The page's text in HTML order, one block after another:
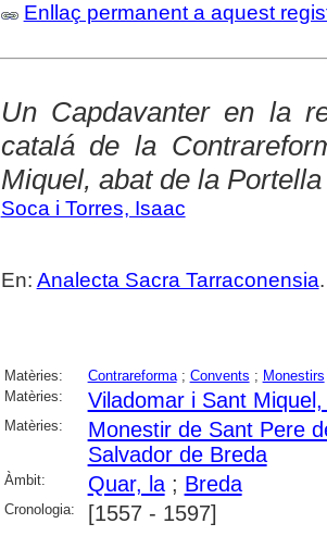
Enllaç permanent a aquest
Un Capdavanter en la
catalá de la
Miquel, abat de la
Soca i Torres, Isaac
En: Analecta Sacra Tarraconensia
Matèries: Contrareforma; Convents ; Monestirs
Matèries:
Viladomar i Sant Miquel,
Matèries:
Monestir de Sant Pere
Salvador de Breda
Àmbit: Quar, la; Breda
Cronologia: [1557 - 1597]